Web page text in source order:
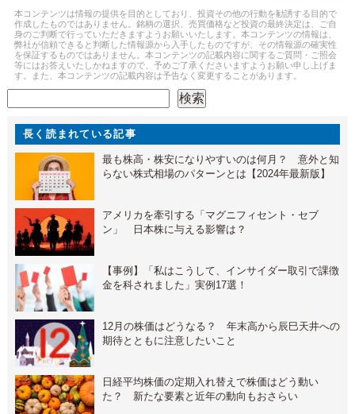
本コンテンツは情報の提供を目的としており、投資その他の行動を勧誘する目的で
作成したものではありません。銘柄の選択、売買価格など投資の最終決定は、ご自
身のご判断で行っていただきますようお願いいたします。本コンテンツの情報は、
弊社が信頼できると判断した情報源から入手したものですが、その情報源の確実性
を保証するものではありません。本コンテンツの記載内容に関するご質問・ご照会
等にはお答えいたしかねますので、予めご了承くださいますようお願い申し上げま
す。また、本コンテンツの記載内容は予告なく変更することがあります。
検索
長く読まれている記事
最も株高・株安になりやすいのは何月？ 意外と知
らない株式相場のパターンとは【2024年最新版】
アメリカを牽引する「マグニフィセント・セブ
ン」 日本株に与える影響は？
【事例】「私はこうして、インサイダー取引で課徴
金を科されました」実例17選！
12月の株価はどうなる？ 年末高から辰巳天井への
期待とともに注意したいこと
日経平均株価の定期入れ替えで株価はどう動い
た？ 新たな要素と近年の動向もおさらい